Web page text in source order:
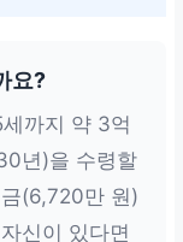
요?
까지 약 3억
년)을 수령할
(6,720만 원)
신이 있다면